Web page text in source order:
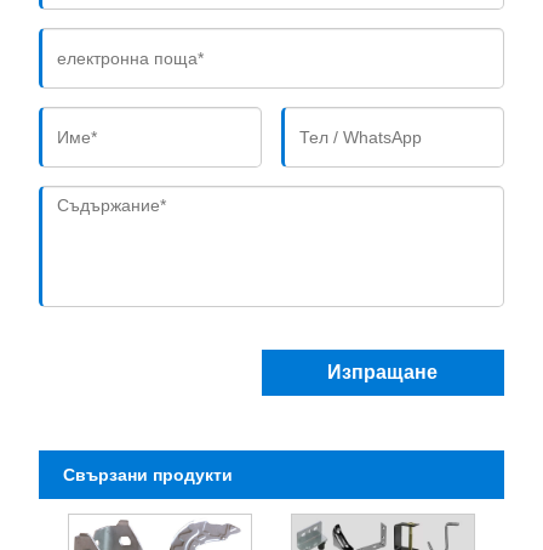
Изпращане
Свързани продукти